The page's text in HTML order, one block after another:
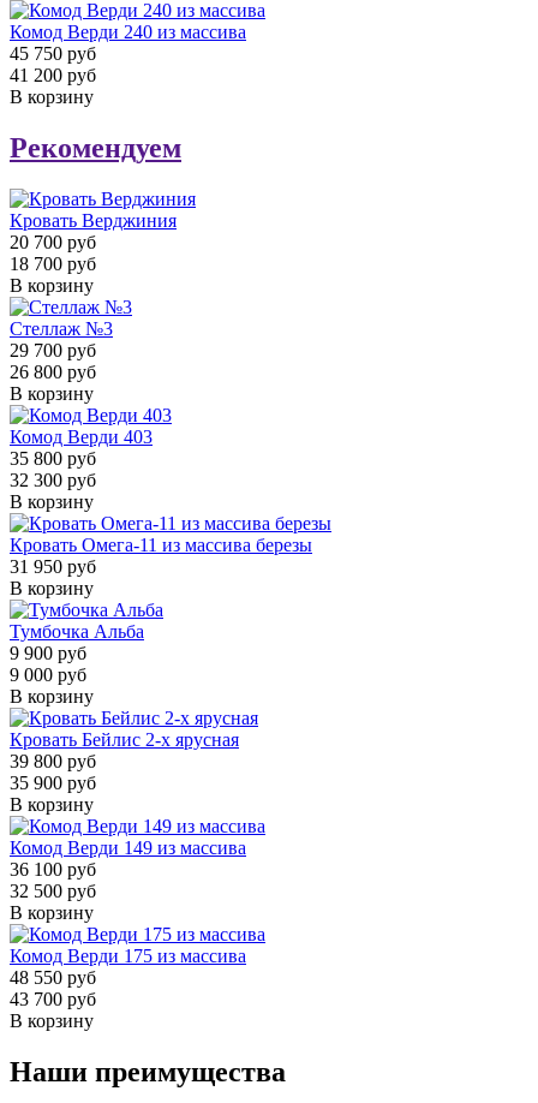
Комод Верди 240 из массива
45 750 руб
41 200 руб
В корзину
Рекомендуем
Кровать Верджиния
20 700 руб
18 700 руб
В корзину
Стеллаж №3
29 700 руб
26 800 руб
В корзину
Комод Верди 403
35 800 руб
32 300 руб
В корзину
Кровать Омега-11 из массива березы
31 950 руб
В корзину
Тумбочка Альба
9 900 руб
9 000 руб
В корзину
Кровать Бейлис 2-х ярусная
39 800 руб
35 900 руб
В корзину
Комод Верди 149 из массива
36 100 руб
32 500 руб
В корзину
Комод Верди 175 из массива
48 550 руб
43 700 руб
В корзину
Наши преимущества